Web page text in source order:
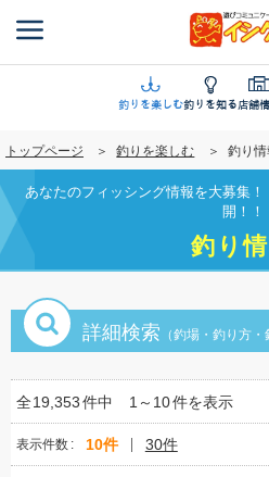
ン
に
移
動
釣りを楽しむ釣りを知る店舗
トップページ 釣りを楽しむ 釣り情
あなたのフィッシング情報を大募集
開！！
釣り
詳細検索 （釣場・釣り方
全19,353件中 1～10件を表示
表示件数 10件 30件